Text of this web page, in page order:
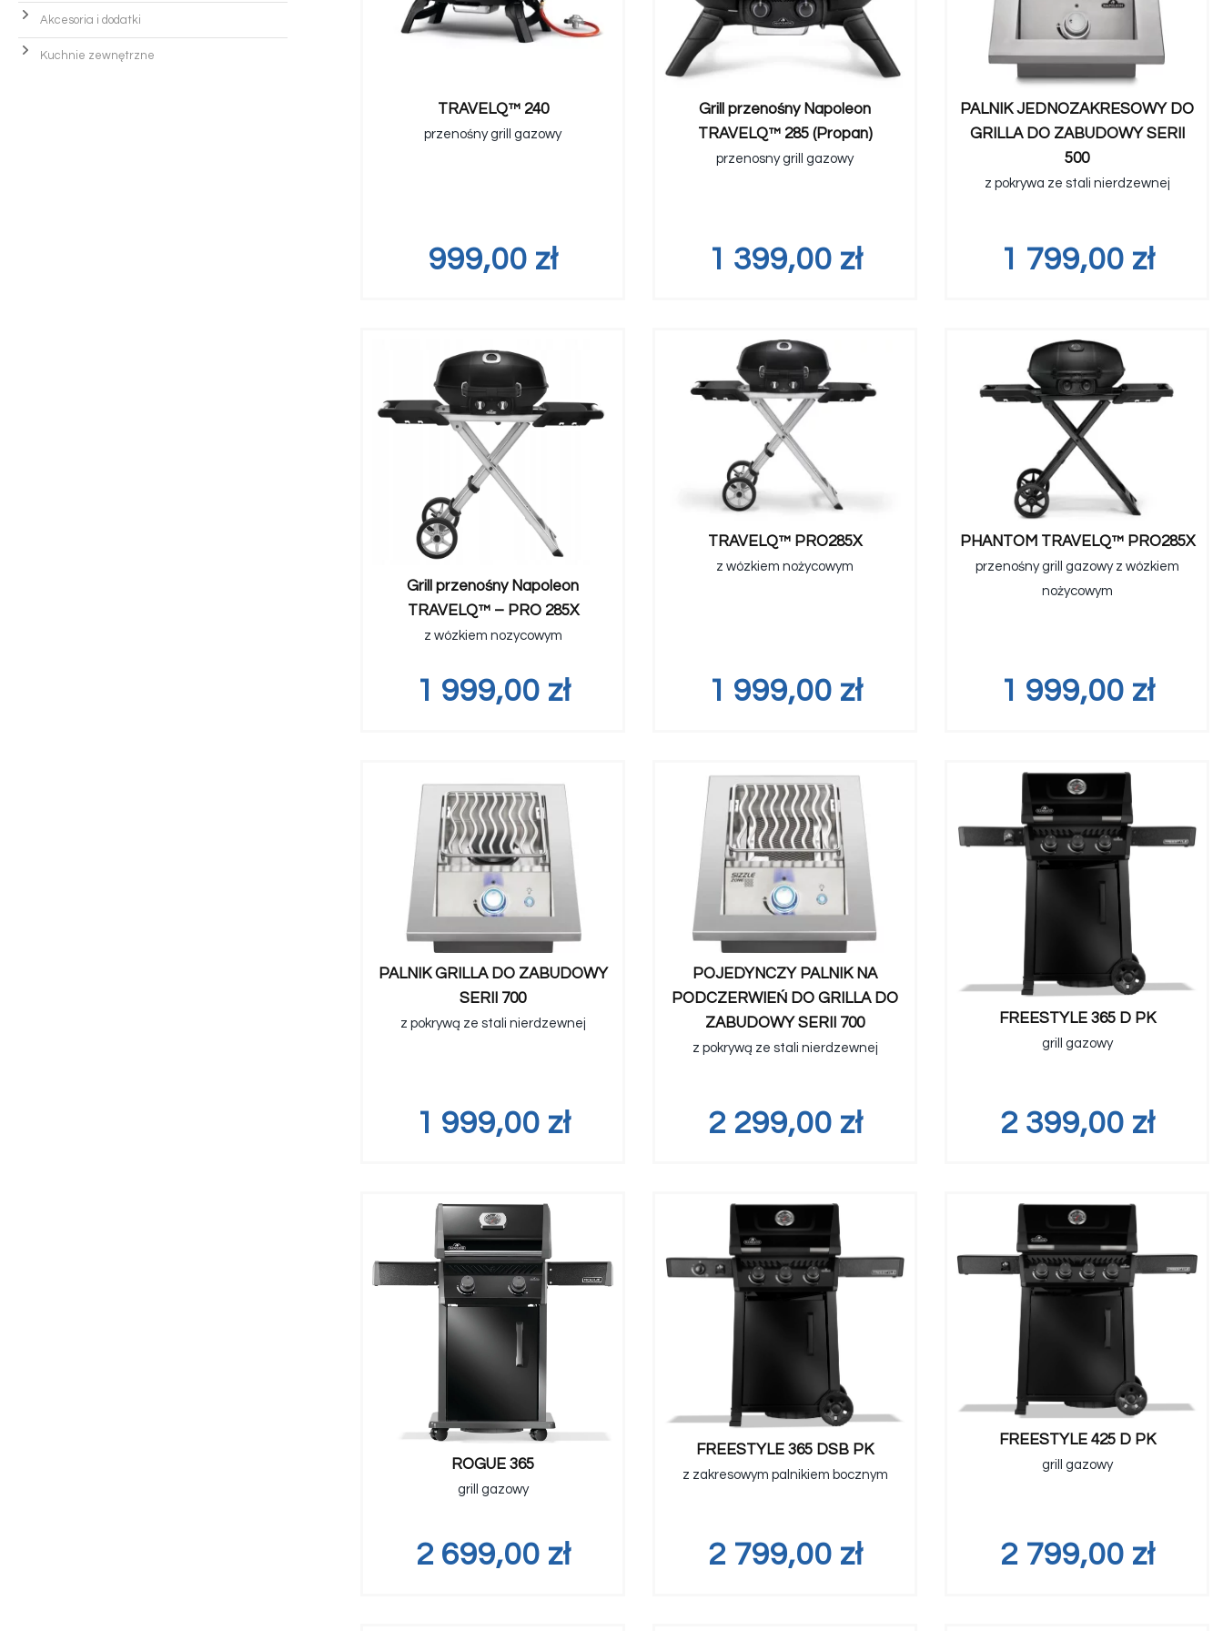
Akcesoria i dodatki
Kuchnie zewnętrzne
TRAVELQ™ 240
przenośny grill gazowy
999,00 zł
Grill przenośny Napoleon
TRAVELQ™ 285 (Propan)
przenosny grill gazowy
1 399,00 zł
PALNIK JEDNOZAKRESOWY DO
GRILLA DO ZABUDOWY SERII
500
z pokrywa ze stali nierdzewnej
1 799,00 zł
Grill przenośny Napoleon
TRAVELQ™ – PRO 285X
z wózkiem nozycowym
1 999,00 zł
TRAVELQ™ PRO285X
z wózkiem nożycowym
1 999,00 zł
PHANTOM TRAVELQ™ PRO285X
przenośny grill gazowy z wózkiem
nożycowym
1 999,00 zł
PALNIK GRILLA DO ZABUDOWY
SERII 700
z pokrywą ze stali nierdzewnej
1 999,00 zł
POJEDYNCZY PALNIK NA
PODCZERWIEŃ DO GRILLA DO
ZABUDOWY SERII 700
z pokrywą ze stali nierdzewnej
2 299,00 zł
FREESTYLE 365 D PK
grill gazowy
2 399,00 zł
ROGUE 365
grill gazowy
2 699,00 zł
FREESTYLE 365 DSB PK
z zakresowym palnikiem bocznym
2 799,00 zł
FREESTYLE 425 D PK
grill gazowy
2 799,00 zł